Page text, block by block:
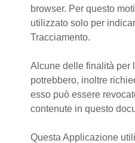
browser. Per questo
utilizzato solo per
Tracciamento.
Alcune delle finalità per
potrebbero, inoltre
esso può essere
contenute in questo
Questa Applicazione